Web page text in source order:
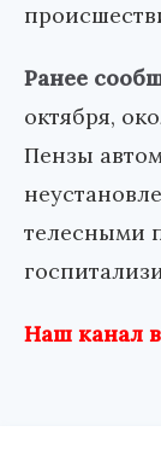
Ранее
октября,
Пензы
телесными
Наш канал